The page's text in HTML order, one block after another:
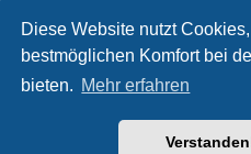
Diese Website nutzt
bestmöglichen Komfort bei
bieten. Mehr erfahren
Informationen über den Umgang
in der Datenschutzerklärung
Powered byphpBB® Forum